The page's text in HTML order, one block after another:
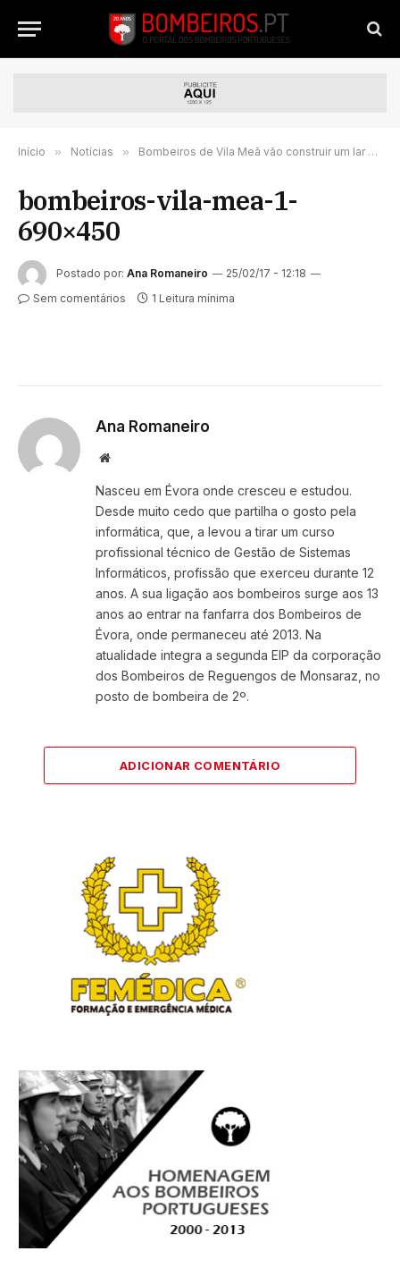
Início » Notícias » Bombeiros de Vila Meã vão construir um lar de terceira idade
bombeiros-vila-mea-1-
690×450
Postado por: Ana Romaneiro
25/02/17 - 12:18
Sem comentários
1 Leitura mínima
Ana Romaneiro
Website
Nasceu em Évora onde cresceu e estudou.
Desde muito cedo que partilha o gosto pela
informática, que, a levou a tirar um curso
profissional técnico de Gestão de Sistemas
Informáticos, profissão que exerceu durante 12
anos. A sua ligação aos bombeiros surge aos 13
anos ao entrar na fanfarra dos Bombeiros de
Évora, onde permaneceu até 2013. Na
atualidade integra a segunda EIP da corporação
dos Bombeiros de Reguengos de Monsaraz, no
posto de bombeira de 2º.
ADICIONAR COMENTÁRIO